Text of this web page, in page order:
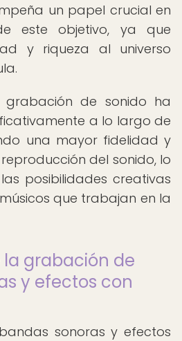
un papel crucial en
este objetivo, ya que
y riqueza al universo
de sonido ha
a lo largo de
una mayor fidelidad y
del sonido, lo
posibilidades creativas
que trabajan en la
la grabación de
y efectos con
sonoras y efectos